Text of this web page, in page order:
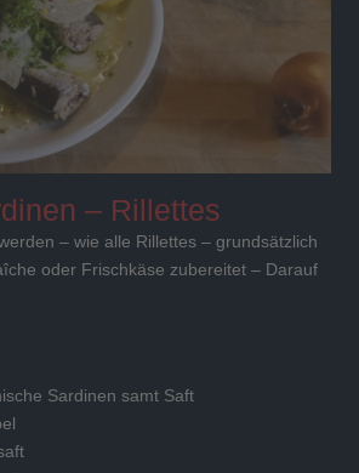
– Rillettes
– wie alle Rillettes – grundsätzlich
oder Frischkäse zubereitet – Darauf
Sardinen samt Saft